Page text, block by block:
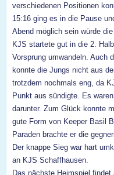
verschiedenen Positionen
15:16 ging es in die Pause
Abend möglich sein würde
KJS startete gut in die 2.
Vorsprung umwandeln. Auch
konnte die Jungs nicht aus
trotzdem nochmals eng, da
Punkt aus sündigte. Es
darunter. Zum Glück konnte
gute Form von Keeper Basil
Paraden brachte er die
Der knappe Sieg war hart
an KJS Schaffhausen.
Das nächste Heimspiel